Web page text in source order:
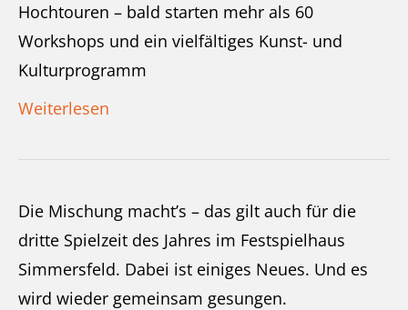
Hochtouren – bald starten mehr als 60
Workshops und ein vielfältiges Kunst- und
Kulturprogramm
Weiterlesen
Die Mischung macht’s – das gilt auch für die
dritte Spielzeit des Jahres im Festspielhaus
Simmersfeld. Dabei ist einiges Neues. Und es
wird wieder gemeinsam gesungen.